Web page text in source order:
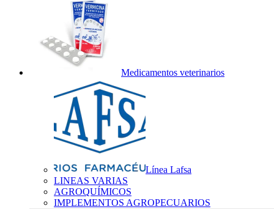
Medicamentos veterinarios
Línea Lafsa
LINEAS VARIAS
AGROQUÍMICOS
IMPLEMENTOS AGROPECUARIOS